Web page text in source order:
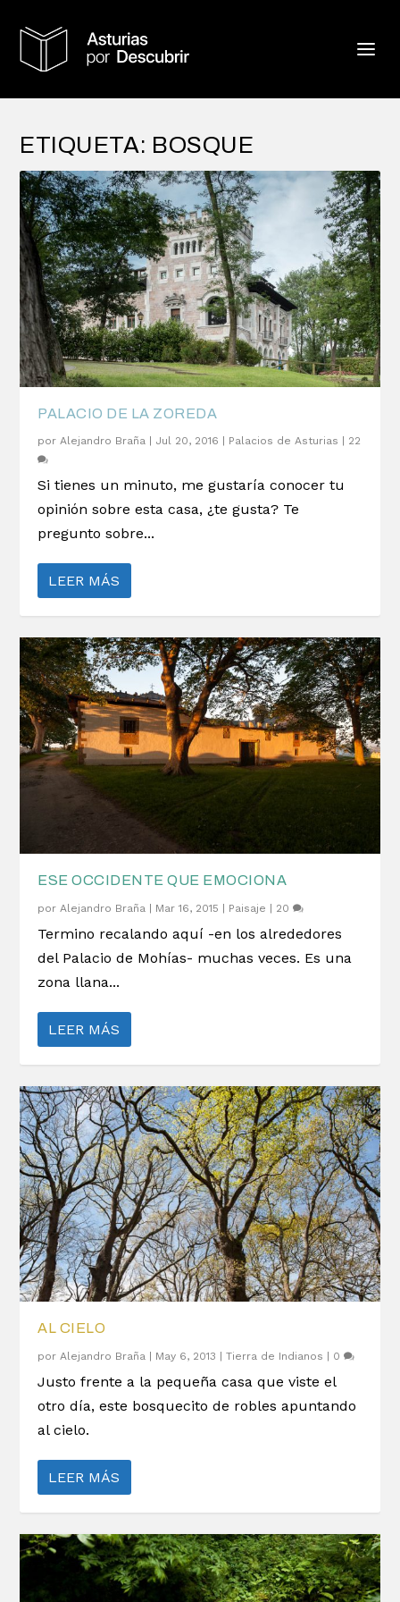
ETIQUETA: BOSQUE
PALACIO DE LA ZOREDA
por Alejandro Braña | Jul 20, 2016 | Palacios de Asturias | 22
Si tienes un minuto, me gustaría conocer tu
opinión sobre esta casa, ¿te gusta? Te
pregunto sobre...
LEER MÁS
ESE OCCIDENTE QUE EMOCIONA
por Alejandro Braña | Mar 16, 2015 | Paisaje | 20
Termino recalando aquí -en los alrededores
del Palacio de Mohías- muchas veces. Es una
zona llana...
LEER MÁS
AL CIELO
porAlejandro Braña May 6, 2013 |Tierra de Indianos 0
Justo frente a la pequeña casa que viste el
otro día, este bosquecito de robles apuntando
al cielo.
LEER MÁS